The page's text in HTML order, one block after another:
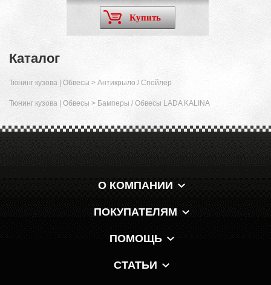
Купить
Каталог
Тюнинг кузова | Обвесы > Антикрыло / Спойлер
Тюнинг кузова | Обвесы > Бамперы / Обвесы LADA KALINA
О КОМПАНИИ
ПОКУПАТЕЛЯМ
ПОМОЩЬ
СТАТЬИ